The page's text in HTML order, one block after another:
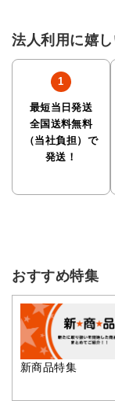
法人利用に嬉
最短当日発送
全国送料無料
（当社負担）で
発送！
おすすめ特集
新商品特集